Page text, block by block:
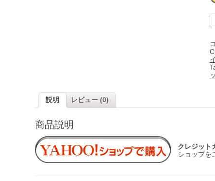
説明 レビュー (0)
商品説明
クレジット
ショップを